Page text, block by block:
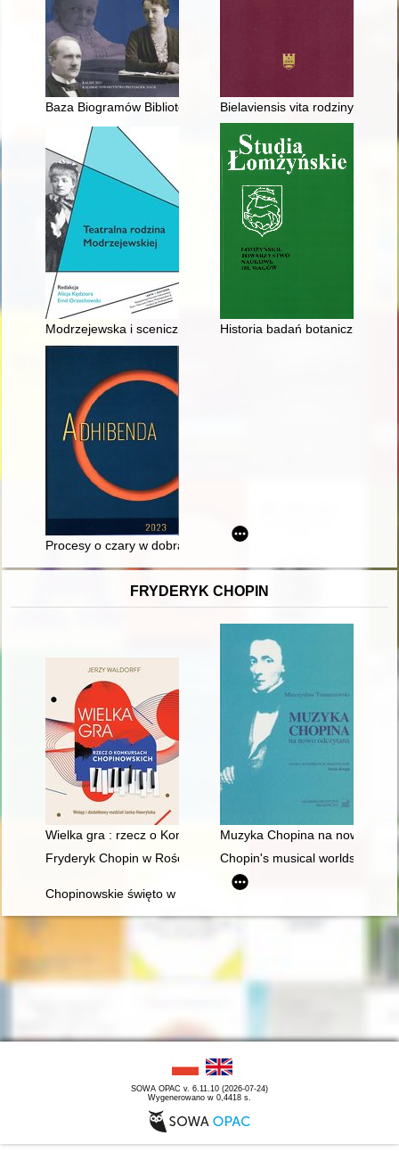
Baza Biogramów Biblioteki Jagiellońskiej jako źródło
Bielaviensis vita rodziny
Modrzejewska i sceniczne reprezentacje macierzyńska w XIX
Historia badań botanicznych i
Procesy o czary w dobrach międzychodzkich Unrugów
FRYDERYK CHOPIN
Wielka gra : rzecz o Konkursach Chopinowskich
Muzyka Chopina na nowo
Fryderyk Chopin w RościszewieChopin's musical worlds the
Chopinowskie święto w Dusznikach
SOWA OPAC v. 6.11.10 (2026-07-24)
Wygenerowano w 0,4418 s.